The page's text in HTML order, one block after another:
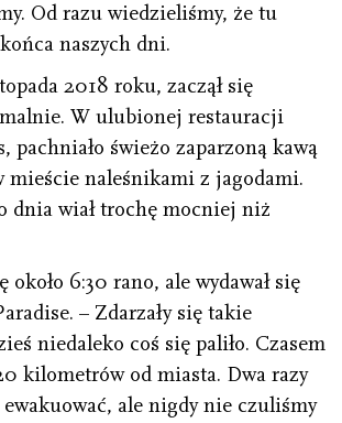
Od razu wiedzieliśmy, że tu
naszych dni.
2018 roku, zaczął się
W ulubionej restauracji
pachniało świeżo zaparzoną kawą
mieście naleśnikami z jagodami.
dnia wiał trochę mocniej niż
około 6:30 rano, ale wydawał się
– Zdarzały się takie
niedaleko coś się paliło. Czasem
kilometrów od miasta. Dwa razy
ale nigdy nie czuliśmy